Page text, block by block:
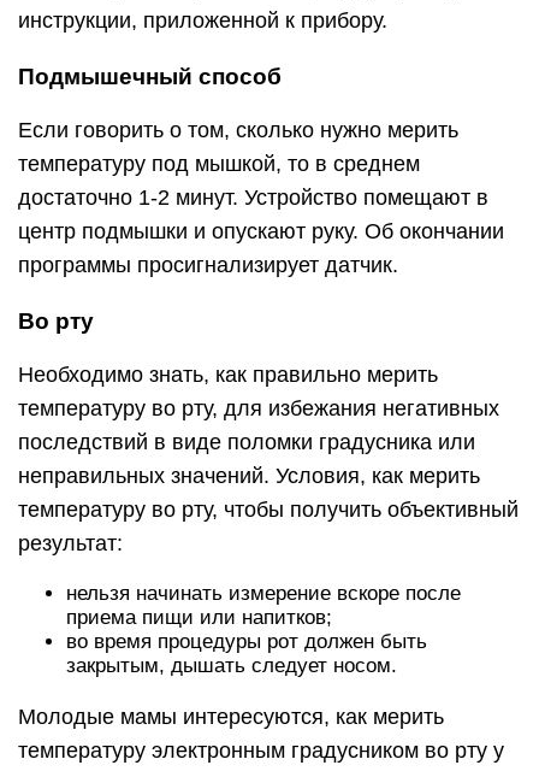
инструкции, приложенной к прибору.
Подмышечный способ
Если говорить о том, сколько нужно мерить
температуру под мышкой, то в среднем
достаточно 1-2 минут. Устройство помещают в
центр подмышки и опускают руку. Об окончании
программы просигнализирует датчик.
Во рту
Необходимо знать, как правильно мерить
температуру во рту, для избежания негативных
последствий в виде поломки градусника или
неправильных значений. Условия, как мерить
температуру во рту, чтобы получить объективный
результат:
нельзя начинать измерение вскоре после
приема пищи или напитков;
во время процедуры рот должен быть
закрытым, дышать следует носом.
Молодые мамы интересуются, как мерить
температуру электронным градусником во рту у